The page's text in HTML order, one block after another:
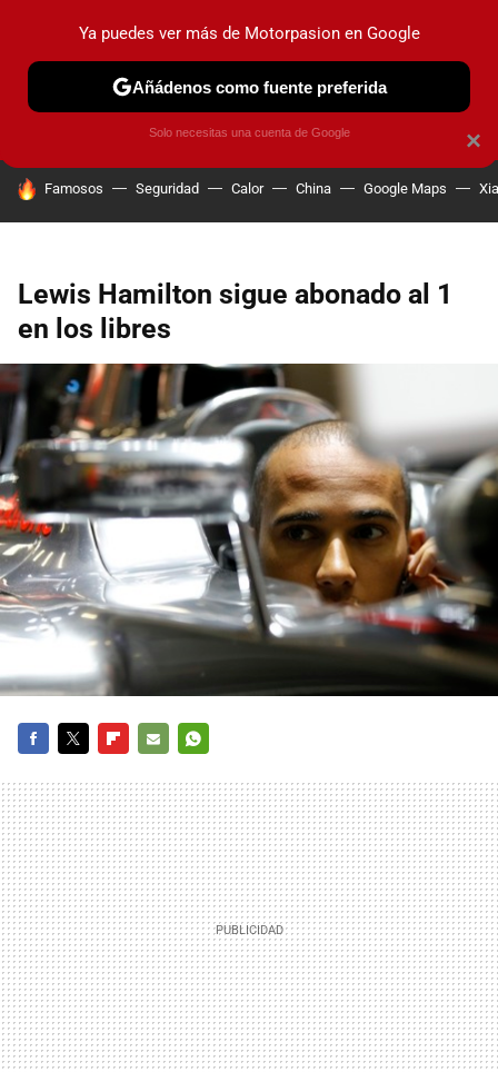
PRUEBAS COCHES ELÉCTRICOS OBSERVATORIO
HOY SE HABLA DE
Famosos Seguridad Calor China Google Maps
Lewis Hamilton sigue abonado al 1
en los libres
MAIL
×
Ya puedes ver más de Motorpasion en Google
Añádenos como fuente preferida
Solo necesitas una cuenta de Google